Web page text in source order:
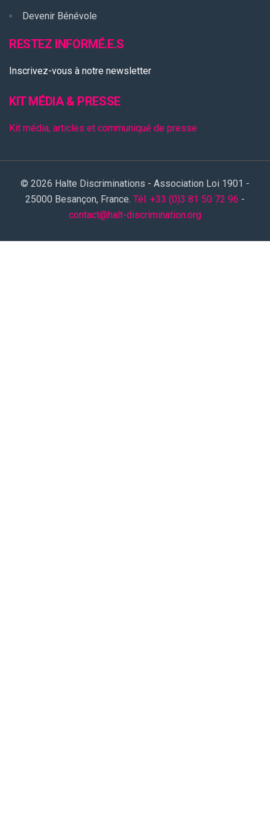
Devenir Bénévole
RESTEZ INFORMÉ.E.S
Inscrivez-vous à notre newsletter
KIT MÉDIA & PRESSE
Kit média, articles et communiqué de presse
© 2026 Halte Discriminations - Association Loi 1901 -
25000 Besançon, France. Tél. +33 (0)3 81 50 72 96 -
contact@halt-discrimination.org